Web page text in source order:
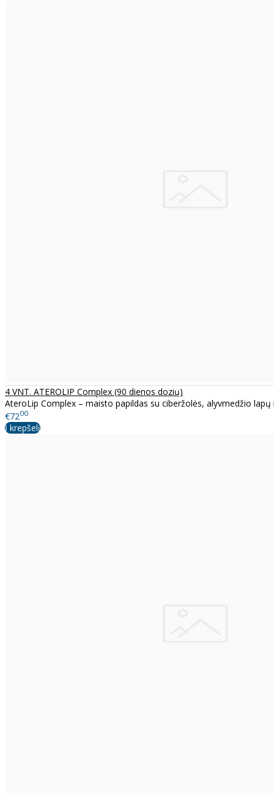
4 VNT. ATEROLIP Complex (90 dienos dozių)
AteroLip Complex – maisto papildas su ciberžolės, alyvmedžio
€7200
Į krepšelį